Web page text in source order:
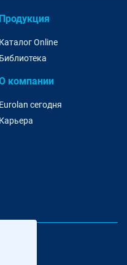
Продукция
Каталог Online
Библиотека
компании
Eurolan сегодня
Карьера